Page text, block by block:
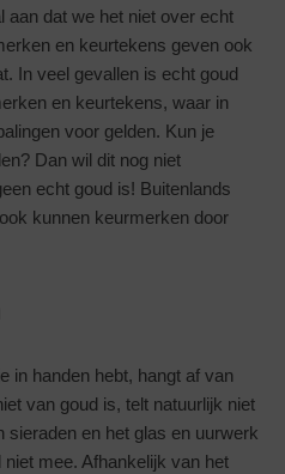
aan dat we het niet over echt
en keurtekens geven ook
In veel gevallen is echt goud
en keurtekens, waar in
voor gelden. Kun je
Dan wil dit nog niet
echt goud is! Buitenlands
kunnen keurmerken door
in handen hebt, hangt af van
van goud is, telt natuurlijk niet
sieraden en het glas en uurwerk
mee. Afhankelijk van het